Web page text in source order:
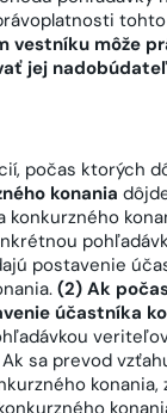
môže
jej
počas ktorých
konania
postavenie
(2) Ak
účastníka
sa prevod